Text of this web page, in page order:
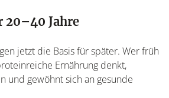
20–40 Jahre
jetzt die Basis für später. Wer früh
Ernährung denkt,
und gewöhnt sich an gesunde